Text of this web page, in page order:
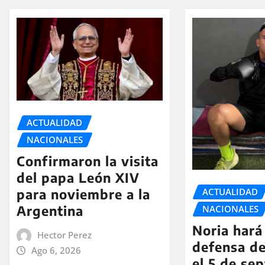
ACTUALIDAD
NACIONALES
Confirmaron la visita
del papa León XIV
para noviembre a la
Argentina
Hector Perez
Ago 6, 2026
ACTUALIDAD
NACIONALES
Noria
defensa